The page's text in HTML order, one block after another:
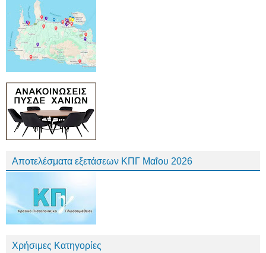
Αποτελέσματα εξετάσεων ΚΠΓ Μαΐου 2026
Χρήσιμες Κατηγορίες